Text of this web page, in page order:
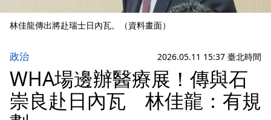
林佳龍傳出將赴瑞士日內瓦。（資料畫面）
政治 2026.05.11 15:37 臺北時間
WHA場邊辦醫療展！傳與石
崇良赴日內瓦 林佳龍：有規